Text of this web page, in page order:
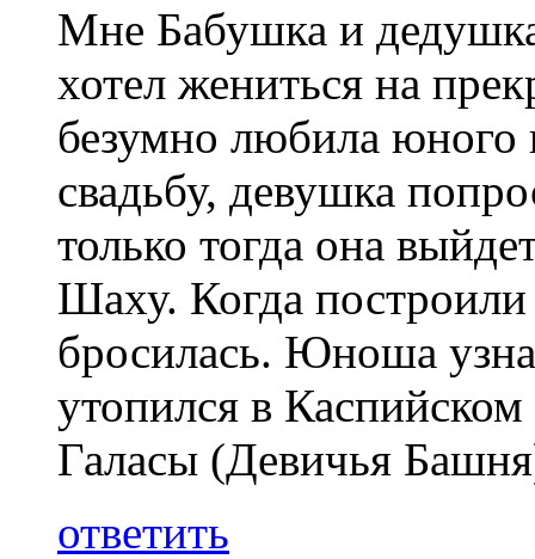
Мне Бабушка и
хотел жениться на
безумно любила юного
свадьбу, девушка
только тогда она
Шаху. Когда
бросилась. Юноша
утопился в
Галасы (Девичья
ответить